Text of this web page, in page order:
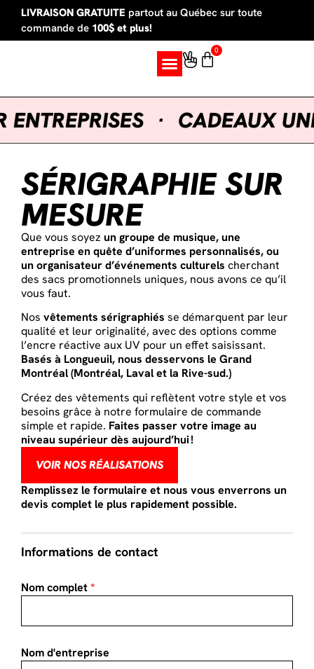
LIVRAISON GRATUITE partout au Québec sur toute
commande de 100$ et plus!
0
· CADEAUX
SÉRIGRAPHIE SUR
MESURE
Que vous soyez un groupe de musique, une
entreprise en quête d’uniformes personnalisés, ou
un organisateur d’événements culturels cherchant
des sacs promotionnels uniques, nous avons ce qu’il
vous faut.
Nos vêtements sérigraphiés se démarquent par leur
qualité et leur originalité, avec des options comme
l’encre réactive aux UV pour un effet saisissant.
Basés à Longueuil, nous desservons le Grand
Montréal (Montréal, Laval et la Rive-sud.)
Créez des vêtements qui reflètent votre style et vos
besoins grâce à notre formulaire de commande
simple et rapide. Faites passer votre image au
niveau supérieur dès aujourd’hui !
VOIR NOS RÉALISATIONS
Remplissez le formulaire et nous vous enverrons un
devis complet le plus rapidement possible.
FR
Informations de contact
Nom complet*
Nom d'entreprise